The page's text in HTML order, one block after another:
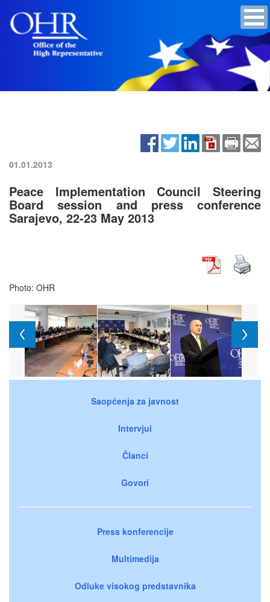
01.01.2013
Peace Implementation Council Steering
Board session and press conference
Sarajevo, 22-23 May 2013
Photo: OHR
Saopćenja za javnost
Intervjui
Članci
Govori
Press konferencije
Multimedija
Odluke visokog predstavnika